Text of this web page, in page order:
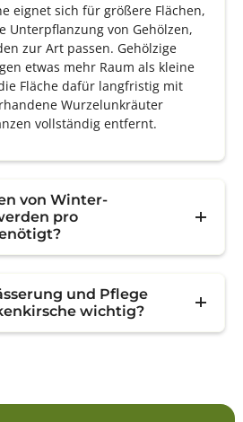
eignet sich für größere Flächen,
Unterpflanzung von Gehölzen,
zur Art passen. Gehölzige
etwas mehr Raum als kleine
Fläche dafür langfristig mit
Wurzelunkräuter
vollständig entfernt.
von Winter-
pro
und Pflege
wichtig?